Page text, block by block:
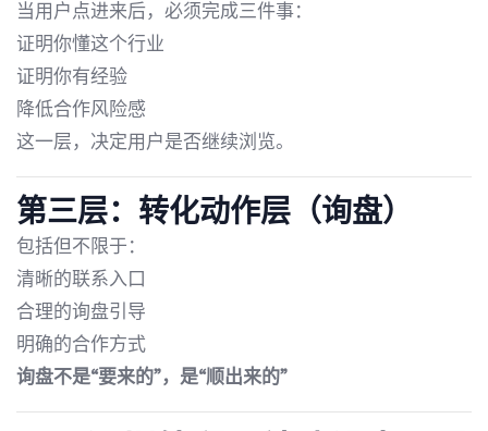
当用户点进来后，必须完成三件事：
证明你懂这个行业
证明你有经验
降低合作风险感
这一层，决定用户是否继续浏览。
第三层：转化动作层（询盘）
包括但不限于：
清晰的联系入口
合理的询盘引导
明确的合作方式
询盘不是“要来的”，是“顺出来的”